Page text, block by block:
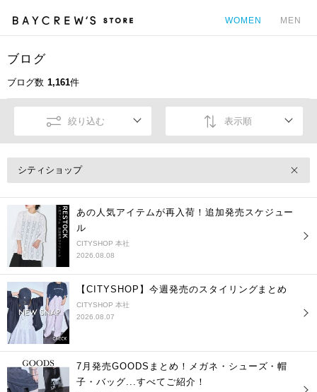
WOMEN MEN
ブログ
ブログ数 1,161件
絞り込む 表示順
シティショップ
あの人気アイテムが再入荷！追加発売スケジュー
ル
CITYSHOP 本社
2026.08.08
【CITYSHOP】今週発売のスタイリングまとめ
CITYSHOP 本社
2026.08.07
7月発売GOODSまとめ！メガネ・シューズ・帽
子・バッグ...すべてご紹介！